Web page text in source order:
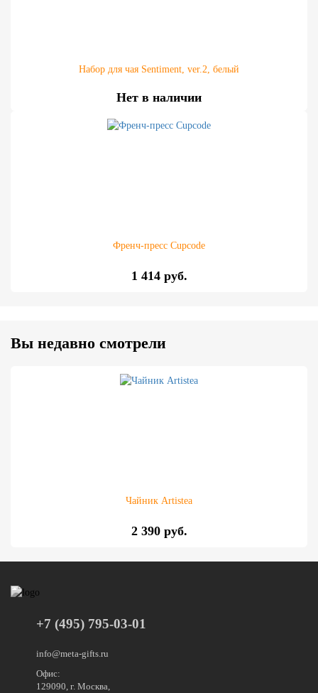
Набор для чая Sentiment, ver.2, белый
Нет в наличии
Френч-пресс Cupcode
1 414 руб.
Вы недавно смотрели
Чайник Artistea
2 390 руб.
+7 (495) 795-03-01
info@meta-gifts.ru
Офис:
129090, г. Москва,